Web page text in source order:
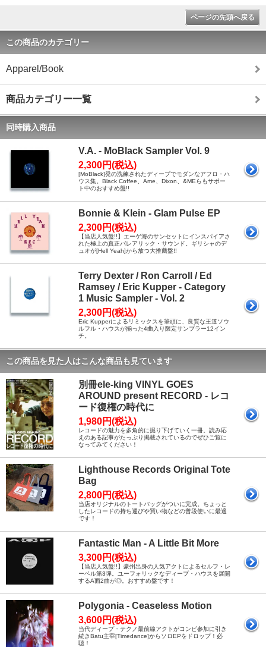
ページの先頭へ戻る
この商品のカテゴリー
Apparel/Book
商品カテゴリー一覧
同時購入商品
V.A. - MoBlack Sampler Vol. 9
2,300円(税込)
[MoBlack]発の洗練されたディープでモダンなアフロ・ハ
ウス集。Black Coffee、Ame、Dixon、&MEらもサポー
ト中のおすすめ盤!!
Bonnie & Klein - Glam Pulse EP
2,300円(税込)
【当店人気盤!!】エーゲ海のサンセットにインスパイアさ
れた極上の真正バレアリック・サウンド。ギリシャのデ
ュオが[Hell Yeah]から放つ大推薦盤!!
Terry Dexter / Ron Carroll / Ed
Ramsey / Eric Kupper - Category
1 Music Sampler - Vol. 2
2,300円(税込)
Eric Kupperによるリミックスを筆頭に、良質な王道ソウ
ルフル・ハウスが揃った4曲入り限定サンプラー12イン
チ。
この商品を見た人はこんな商品も見ています
別冊ele-king VINYL GOES
AROUND present RECORD - レコ
ード復権の時代に
1,980円(税込)
レコードの魅力を多角的に掘り下げていく一冊。読み応
えのある記事がたっぷり掲載されているのでぜひご覧に
なってみてください！
Lighthouse Records Original Tote
Bag
2,800円(税込)
当店オリジナルのトートバッグがついに完成。ちょっと
したレコードの持ち運びや買い物などの普段使いに最適
です！
Fantastic Man - A Little Bit More
3,300円(税込)
【当店人気盤!!】豪州出身の人気アクトによるセルフ・レ
ーベル第3弾。ユーフォリックなディープ・ハウスを展開
するA面2曲が◎。おすすめ盤です！
Polygonia - Ceaseless Motion
3,600円(税込)
当代ディープ・テクノ最前線アクトがコンピ参加に引き
続きBatu主宰[Timedance]からソロEPをドロップ！必
聴！